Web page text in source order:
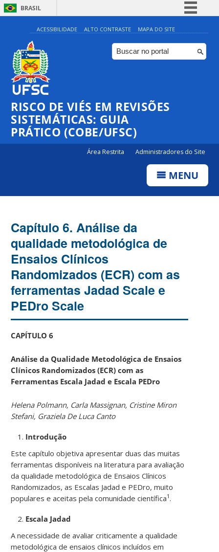
BRASIL
Simplifique!
Comunica BR
Participe
Canais
ACESSIBILIDADE ALTO CONTRASTE MAPA DO SITE
RISCO DE VIÉS EM REVISÕES
SISTEMÁTICAS: GUIA
PRÁTICO (COBE/UFSC)
Área Restrita Administradores do Site
MENU
Capítulo 6. Análise da
qualidade metodológica de
Ensaios Clínicos
Randomizados (ECR) com as
ferramentas Jadad Scale e
PEDro Scale
CAPÍTULO 6
Análise da Qualidade Metodológica de Ensaios
Clínicos Randomizados (ECR) com as
Ferramentas Escala Jadad e Escala PEDro
Helena Polmann, Carla Massignan, Cristine Miron
Stefani, Graziela De Luca Canto
Introdução
Este capítulo objetiva apresentar duas das muitas
ferramentas disponíveis na literatura para avaliação
da qualidade metodológica de Ensaios Clínicos
Randomizados, as Escalas Jadad e PEDro, muito
populares e aceitas pela comunidade científica1 .
Escala Jadad
A necessidade de avaliar criticamente a qualidade
metodológica de ensaios clínicos incluídos em